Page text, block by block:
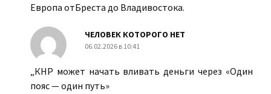
Европа отБреста до Владивостока.
ЧЕЛОВЕК КОТОРОГО НЕТ
06.02.2026 в 10:41
„КНР может начать вливать деньги через «Один
пояс — один путь»